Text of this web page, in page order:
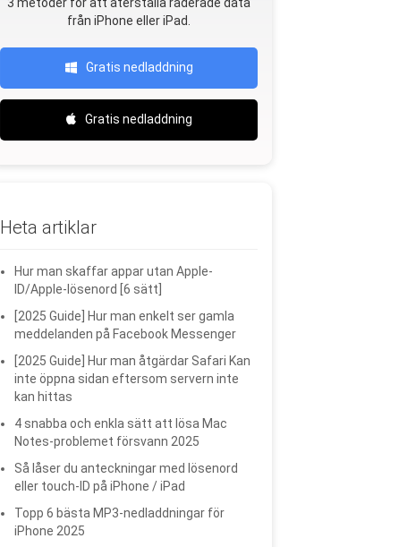
från iPhone eller iPad.
Gratis nedladdning
Gratis nedladdning
Heta artiklar
Hur man skaffar appar utan Apple-
ID/Apple-lösenord [6 sätt]
[2025 Guide] Hur man enkelt ser gamla
meddelanden på Facebook Messenger
[2025 Guide] Hur man åtgärdar Safari Kan
inte öppna sidan eftersom servern inte
kan hittas
4 snabba och enkla sätt att lösa Mac
Notes-problemet försvann 2025
Så låser du anteckningar med lösenord
eller touch-ID på iPhone / iPad
Topp 6 bästa MP3-nedladdningar för
iPhone 2025